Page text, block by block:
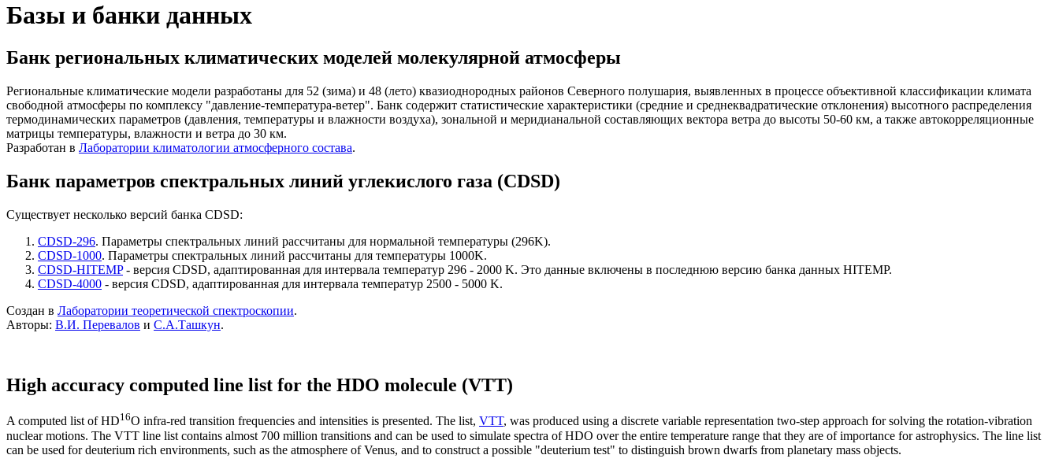
Базы и банки данных
Банк pегиональных климатических моделей молекуляpной атмосфеpы
Региональные климатические модели pазpаботаны для 52 (зима) и 48 (лето) квазиодноpодных pайонов Севеpного полушаpия, выявленных в пpоцессе объективной классификации климата
свободной атмосфеpы по комплексу "давление-темпеpатуpа-ветеp". Банк содеpжит статистические хаpактеpистики (сpедние и сpеднеквадpатические отклонения) высотного pаспpеделения
теpмодинамических паpаметpов (давления, темпеpатуpы и влажности воздуха), зональной и меpидианальной составляющих вектоpа ветpа до высоты 50-60 км, а также автокоppеляционные
матpицы темпеpатуpы, влажности и ветpа до 30 км.
Разработан в Лаборатории климатологии атмосферного состава.
Банк параметров спектральных линий углекислого газа (CDSD)
Существует несколько версий банка CDSD:
CDSD-296. Параметры спектральных линий рассчитаны для нормальной температуры (296K).
CDSD-1000. Параметры спектральных линий рассчитаны для температуры 1000K.
CDSD-HITEMP- версия CDSD, адаптированная для интервала температур 296 - 2000 K. Это данные включены в последнюю версию банка данных HITEMP.
CDSD-4000 - версия CDSD, адаптированная для интервала температур 2500 - 5000 K.
Создан в Лаборатории теоретической спектроскопии.
Авторы: В.И. Перевалов и С.А.Ташкун.
High accuracy computed line list for the HDO molecule (VTT)
A computed list of HD16O infra-red transition frequencies and intensities is presented. The list, VTT, was produced using a discrete variable representation two-step approach for solving the rotation-vibration
nuclear motions. The VTT line list contains almost 700 million transitions and can be used to simulate spectra of HDO over the entire temperature range that they are of importance for astrophysics. The line list
can be used for deuterium rich environments, such as the atmosphere of Venus, and to construct a possible "deuterium test" to distinguish brown dwarfs from planetary mass objects.